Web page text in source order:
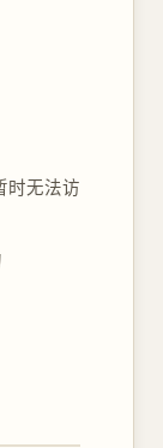
时无法访